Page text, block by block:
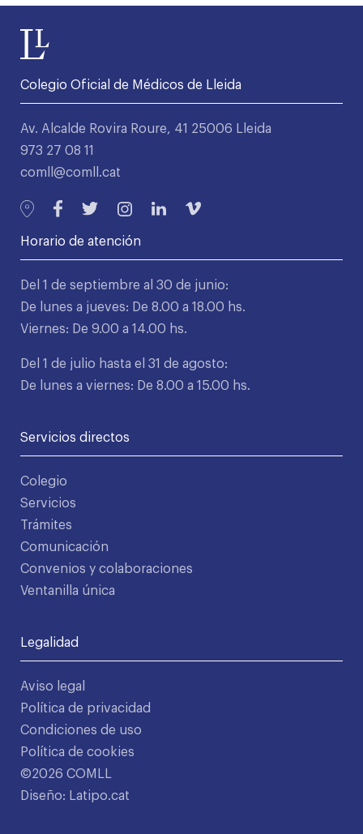
Colegio Oficial de Médicos de Lleida
Av. Alcalde Rovira Roure, 41 25006 Lleida
973 27 08 11
comll@comll.cat
Horario de atención
Del 1 de septiembre al 30 de junio:
De lunes a jueves: De 8.00 a 18.00 hs.
Viernes: De 9.00 a 14.00 hs.
Del 1 de julio hasta el 31 de agosto:
De lunes a viernes: De 8.00 a 15.00 hs.
Servicios directos
Colegio
Servicios
Trámites
Comunicación
Convenios y colaboraciones
Ventanilla única
Legalidad
Aviso legal
Política de privacidad
Condiciones de uso
Política de cookies
©2026 COMLL
Diseño: Latipo.cat